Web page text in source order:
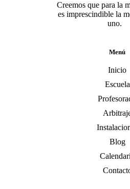
Creemos que para la
es imprescindible la
uno.
Menú
Inicio
Escuela
Blog